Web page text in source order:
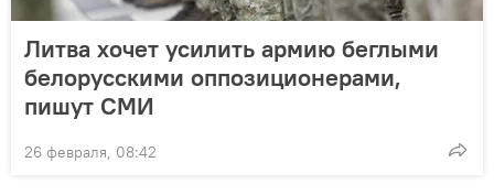
Литва хочет усилить армию беглыми
белорусскими оппозиционерами,
пишут СМИ
26 февраля, 08:42